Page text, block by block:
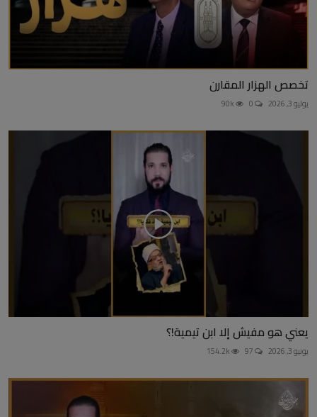
تخصص الهزار المقارن
يوليو 3, 2026
يعني هو مفيش إلا ابن تيمية!؟
يونيو 3, 2026